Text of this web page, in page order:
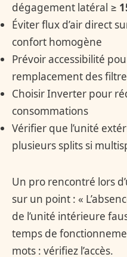
dégagement latéral ≥
Éviter flux d’air direct
confort homogène
Prévoir accessibilité
remplacement des
Choisir Inverter pour
consommations
Vérifier que l’unité
plusieurs splits si
Un pro rencontré lors
sur un point : «
de l’unité intérieure
temps de
mots : vérifiez l’accès.